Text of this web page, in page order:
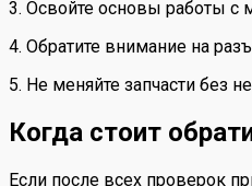
3. Освойте основы работы с
4. Обратите внимание на
5. Не меняйте запчасти без
Когда стоит
Если после всех проверок